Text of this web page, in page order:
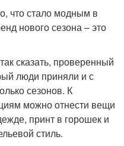
что стало модным в
нового сезона – это
сказать, проверенный
люди приняли и с
сезонов. К
можно отнести вещи
принт в горошек и
стиль.